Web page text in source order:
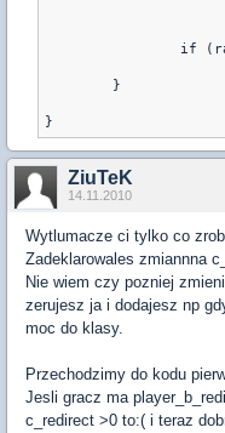
if
	}
ZiuTeK
14.11.2010
Wytlumacze ci tylko co
Zadeklarowales zmiannna
Nie wiem czy pozniej
zerujesz ja i dodajesz np
moc do klasy.
Przechodzimy do kodu
Jesli gracz ma
c_redirect >0 to:( i teraz